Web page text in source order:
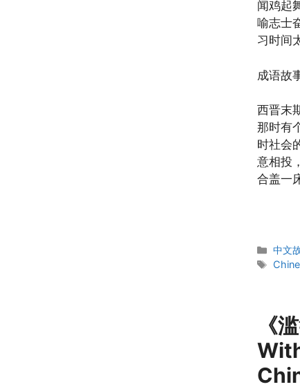
闻鸡起
喻志士
习时间
成语故
西晋末
那时有
时社会
意相投
合盖一
中文
Tags
《